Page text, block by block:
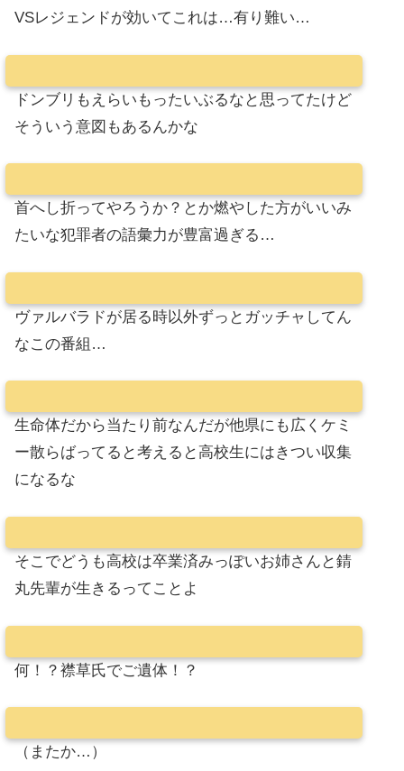
VSレジェンドが効いてこれは…有り難い…
ドンブリもえらいもったいぶるなと思ってたけど
そういう意図もあるんかな
首へし折ってやろうか？とか燃やした方がいいみ
たいな犯罪者の語彙力が豊富過ぎる…
ヴァルバラドが居る時以外ずっとガッチャしてん
なこの番組…
生命体だから当たり前なんだが他県にも広くケミ
ー散らばってると考えると高校生にはきつい収集
になるな
そこでどうも高校は卒業済みっぽいお姉さんと錆
丸先輩が生きるってことよ
何！？襟草氏でご遺体！？
（またか…）